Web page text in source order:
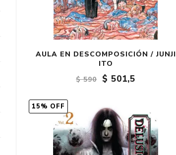
AULA EN DESCOMPOSICIÓN / JUNJI
ITO
$ 590
$ 501,5
15% OFF